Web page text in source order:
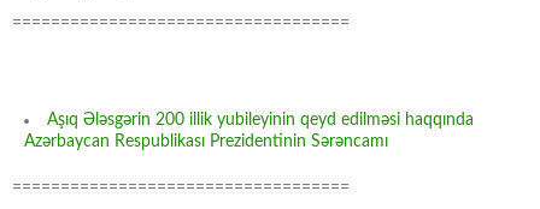
===================================
Aşıq Ələsgərin 200 illik yubileyinin qeyd edilməsi haqqında
Azərbaycan Respublikası Prezidentinin Sərəncamı
===================================